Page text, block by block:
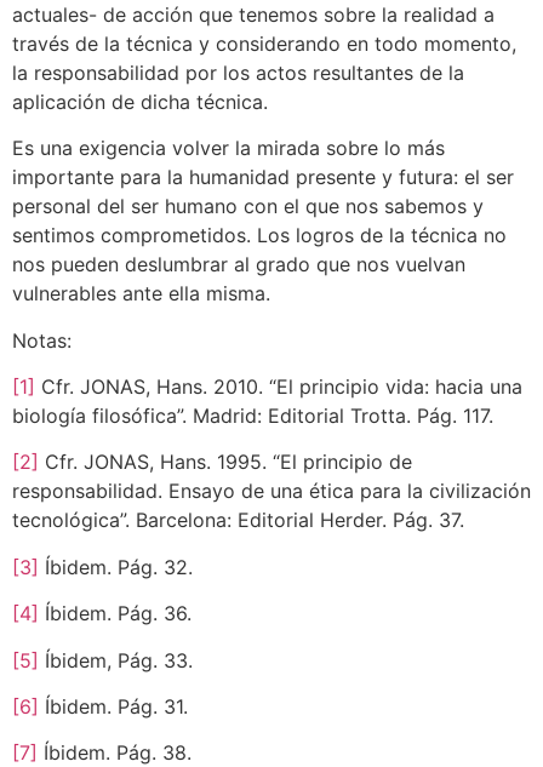
actuales- de acción que tenemos sobre la realidad a
través de la técnica y considerando en todo momento,
la responsabilidad por los actos resultantes de la
aplicación de dicha técnica.
Es una exigencia volver la mirada sobre lo más
importante para la humanidad presente y futura: el ser
personal del ser humano con el que nos sabemos y
sentimos comprometidos. Los logros de la técnica no
nos pueden deslumbrar al grado que nos vuelvan
vulnerables ante ella misma.
Notas:
[1] Cfr. JONAS, Hans. 2010. “El principio vida: hacia una
biología filosófica”. Madrid: Editorial Trotta. Pág. 117.
[2] Cfr. JONAS, Hans. 1995. “El principio de
responsabilidad. Ensayo de una ética para la civilización
tecnológica”. Barcelona: Editorial Herder. Pág. 37.
[3] Íbidem. Pág. 32.
[4] Íbidem. Pág. 36.
[5] Íbidem, Pág. 33.
[6] Íbidem. Pág. 31.
[7] Íbidem. Pág. 38.